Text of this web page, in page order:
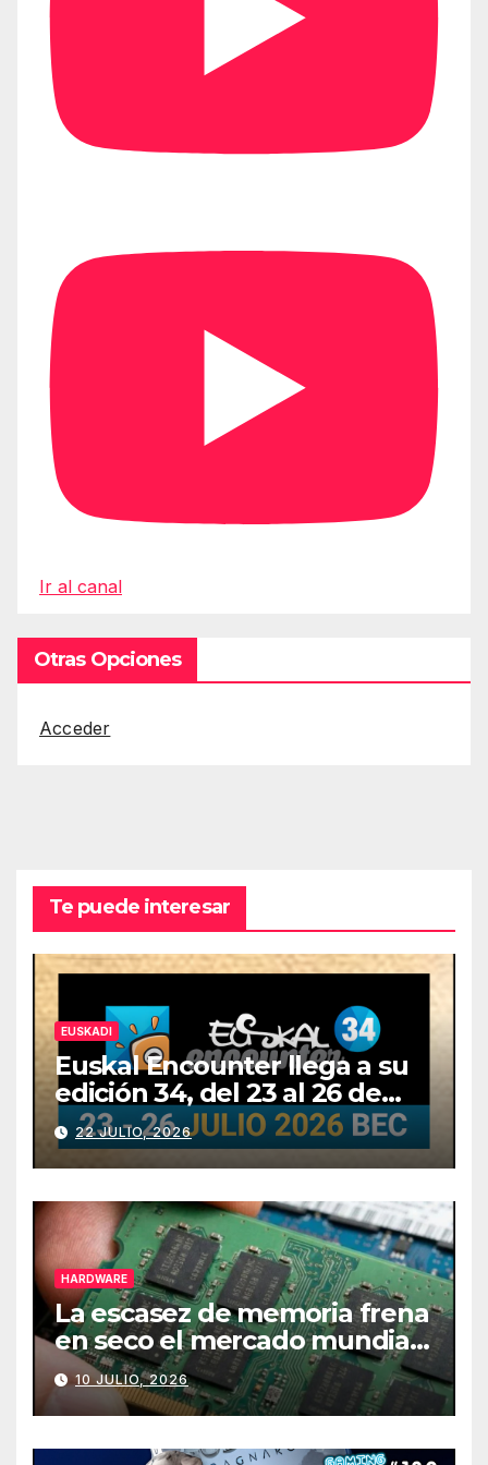
Ir al canal
Otras Opciones
Acceder
Te puede interesar
EUSKADI
Euskal Encounter llega a su
edición 34, del 23 al 26 de
julio
22 JULIO, 2026
HARDWARE
La escasez de memoria frena
en seco el mercado mundial
de PCs
10 JULIO, 2026